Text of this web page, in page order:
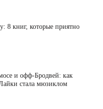
8 книг, которые приятно
и офф-Бродвей: как
стала мюзиклом